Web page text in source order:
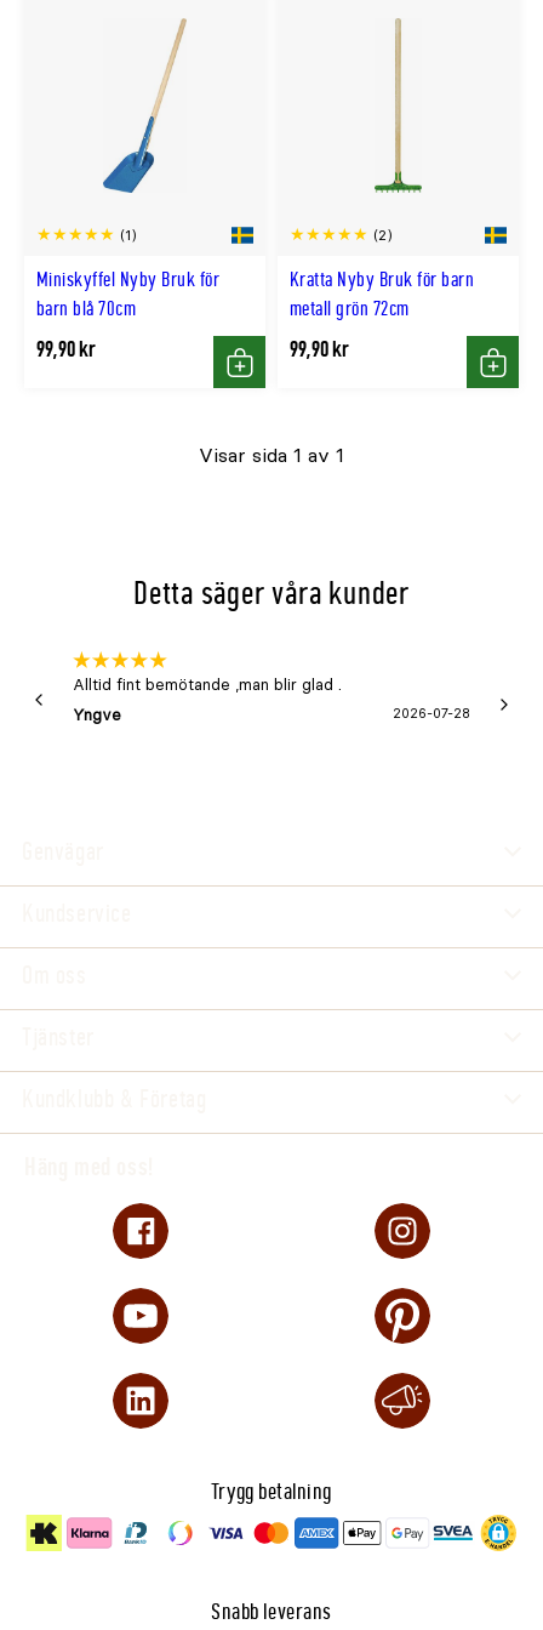
Miniskyffel Nyby Bruk för
barn blå 70cm
(1)
99,90 kr
Köp
Kratta Nyby Bruk för barn
metall grön 72cm
(2)
99,90 kr
Köp
Visar sida 1 av 1
Detta säger våra kunder
Alltid fint bemötande ,man blir glad .
Yngve
2026-07-28
Trygg betalning
Snabb leverans